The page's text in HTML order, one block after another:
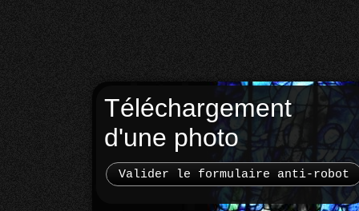
Téléchargement
d'une photo